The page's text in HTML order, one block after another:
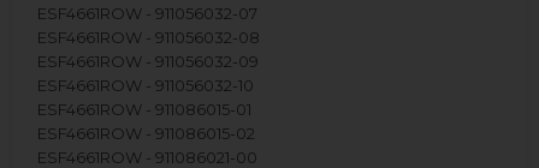
ESF4661ROW - 911056032-07
ESF4661ROW - 911056032-08
ESF4661ROW - 911056032-09
ESF4661ROW - 911056032-10
ESF4661ROW - 911086015-01
ESF4661ROW - 911086015-02
ESF4661ROW - 911086021-00